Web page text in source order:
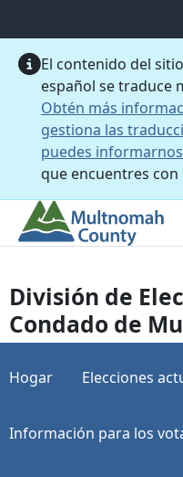
El contenido del
español se traduce
Obtén más
gestiona las
puedes
que encuentres con
División de
Condado de
Hogar Elecciones
Información para los